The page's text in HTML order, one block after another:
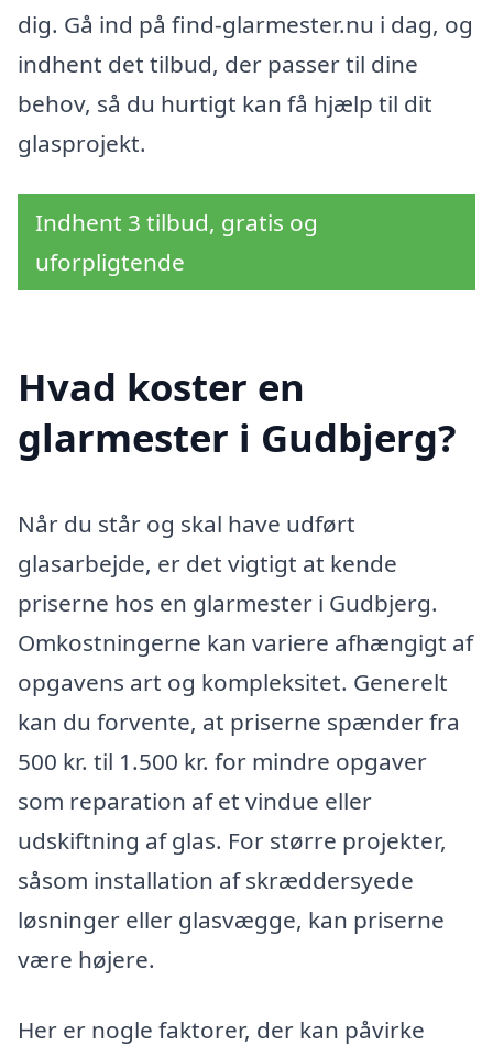
dig. Gå ind på find-glarmester.nu i dag, og
indhent det tilbud, der passer til dine
behov, så du hurtigt kan få hjælp til dit
glasprojekt.
Indhent 3 tilbud, gratis og
uforpligtende
Hvad koster en
glarmester i Gudbjerg?
Når du står og skal have udført
glasarbejde, er det vigtigt at kende
priserne hos en glarmester i Gudbjerg.
Omkostningerne kan variere afhængigt af
opgavens art og kompleksitet. Generelt
kan du forvente, at priserne spænder fra
500 kr. til 1.500 kr. for mindre opgaver
som reparation af et vindue eller
udskiftning af glas. For større projekter,
såsom installation af skræddersyede
løsninger eller glasvægge, kan priserne
være højere.
Her er nogle faktorer, der kan påvirke